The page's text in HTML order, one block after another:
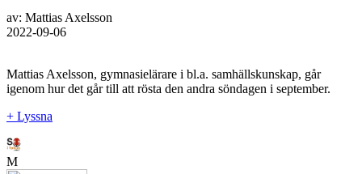
av: Mattias Axelsson
2022-09-06
Mattias Axelsson, gymnasielärare i bl.a. samhällskunskap, går
igenom hur det går till att rösta den andra söndagen i september.
+ Lyssna
M